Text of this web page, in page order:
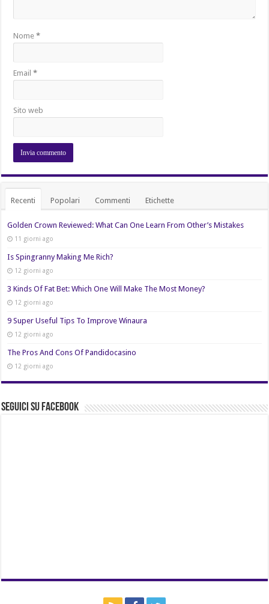
Nome*
Email*
Sito web
Recenti Popolari Commenti Etichette
Golden Crown Reviewed: What Can One Learn From Other’s Mistakes
11 giorni ago
Is Spingranny Making Me Rich?
12 giorni ago
3 Kinds Of Fat Bet: Which One Will Make The Most Money?
12 giorni ago
9 Super Useful Tips To Improve Winaura
12 giorni ago
The Pros And Cons Of Pandidocasino
12 giorni ago
Seguici su Facebook